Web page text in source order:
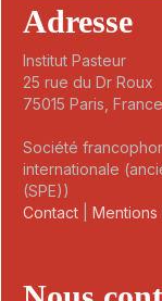
Adresse
Institut Pasteur
25 rue du Dr Roux
75015 Paris, France
Société
internationale
(SPE))
Contact
Mentions